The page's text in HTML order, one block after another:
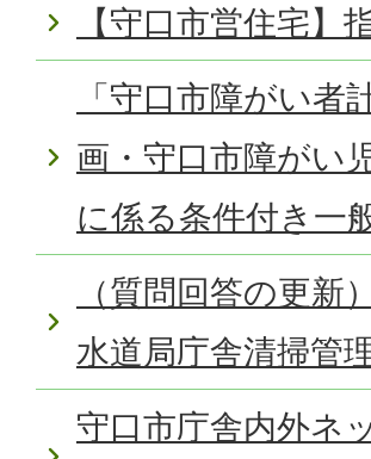
【守口市営住宅
「守口市障がい
画・守口市障がい
に係る条件付き一
（質問回答の更
水道局庁舎清掃管
守口市庁舎内外ネ